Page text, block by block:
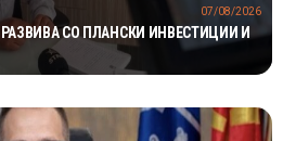
СО ПЛАНСКИ ИНВЕСТИЦИИ И
07/08/2026